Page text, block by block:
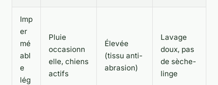
Imp
er
mé
abl
e
lég
Pluie
occasionn
elle, chiens
actifs
Élevée
(tissu anti-
abrasion)
Lavage
doux, pas
de sèche-
linge